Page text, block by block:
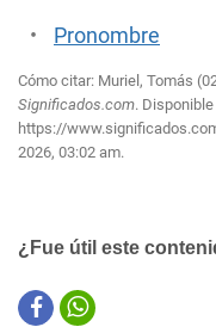
Pronombre
Cómo citar: Muriel, Tomás
Significados.com. Disponible
https://
2026, 03:02 am.
¿Fue útil este
Este contenido